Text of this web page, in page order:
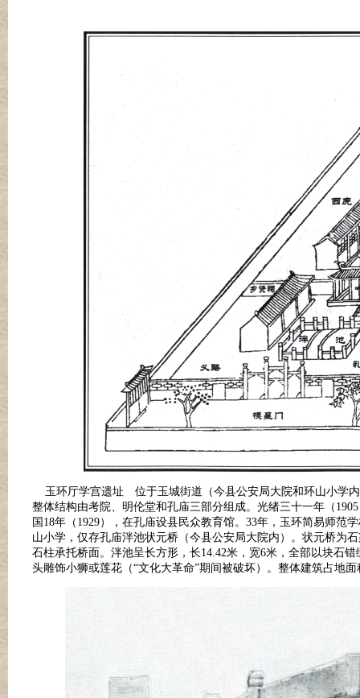
玉环厅学宫遗址 位于玉城街道（今县公安局大院和环山小学内
整体结构由考院、明伦堂和孔庙三部分组成。光绪三十一年（
国18年（1929），在孔庙设县民众教育馆。33年，玉环简易师范
山小学，仅存孔庙泮池状元桥（今县公安局大院内）。状元桥为
石柱承托桥面。泮池呈长方形，长14.42米，宽6米，全部以块石
头雕饰小狮或莲花（“文化大革命”期间被破坏）。整体建筑占地